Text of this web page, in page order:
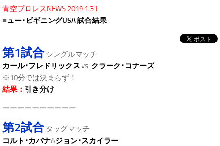
青空プロレスNEWS 2019.1.31
■ュー･ビギニングUSA 試合結果
第1試合シングルマッチ
カール･フレドリックス vs. クラーク･コナーズ
※10分では決まらず！
結果： 引き分け
ーーーーーーーーーー
第2試合タッグマッチ
コルト･カバナ&ジョン･スカイラー